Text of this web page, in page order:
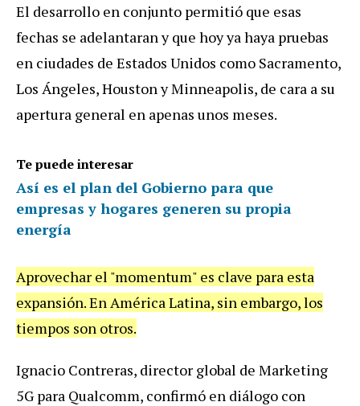
El desarrollo en conjunto permitió que esas
fechas se adelantaran y que hoyya haya pruebas
en ciudades de Estados Unidos como Sacramento,
Los Ángeles,Houston yMinneapolis, de cara a su
apertura general en apenas unos meses.
Te puede interesar
Así es el plan del Gobierno para que
empresas y hogares generen su propia
energía
Aprovechar el "momentum" es clave para esta
expansión.En América Latina, sin embargo,los
tiempos son otros.
Ignacio Contreras, director global de Marketing
5G para Qualcomm, confirmó en diálogo con